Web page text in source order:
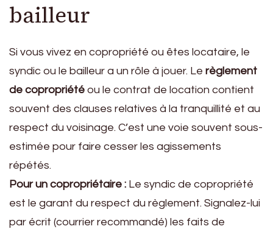
bailleur
Si vous vivez en copropriété ou êtes locataire, le
syndic ou le bailleur a un rôle à jouer. Le règlement
de copropriété ou le contrat de location contient
souvent des clauses relatives à la tranquillité et au
respect du voisinage. C’est une voie souvent sous-
estimée pour faire cesser les agissements
répétés.
Pour un copropriétaire : Le syndic de copropriété
est le garant du respect du règlement. Signalez-lui
par écrit (courrier recommandé) les faits de